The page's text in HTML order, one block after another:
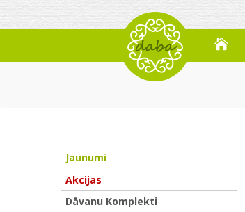
Jaunumi
Akcijas
Dāvanu Komplekti